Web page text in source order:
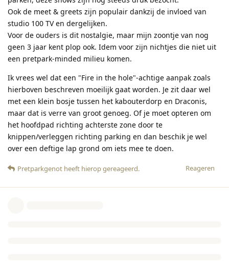
Ook de meet & greets zijn populair dankzij de invloed van
studio 100 TV en dergelijken.
Voor de ouders is dit nostalgie, maar mijn zoontje van nog
geen 3 jaar kent plop ook. Idem voor zijn nichtjes die niet uit
een pretpark-minded milieu komen.
Ik vrees wel dat een "Fire in the hole"-achtige aanpak zoals
hierboven beschreven moeilijk gaat worden. Je zit daar wel
met een klein bosje tussen het kabouterdorp en Draconis,
maar dat is verre van groot genoeg. Of je moet opteren om
het hoofdpad richting achterste zone door te
knippen/verleggen richting parking en dan beschik je wel
over een deftige lap grond om iets mee te doen.
Reageren
Pretparkgenot heeft hierop gereageerd.